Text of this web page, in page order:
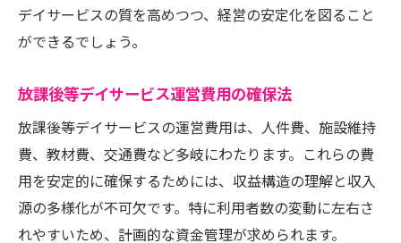
デイサービスの質を高めつつ、経営の安定化を図ること
ができるでしょう。
放課後等デイサービス運営費用の確保法
放課後等デイサービスの運営費用は、人件費、施設維持
費、教材費、交通費など多岐にわたります。これらの費
用を安定的に確保するためには、収益構造の理解と収入
源の多様化が不可欠です。特に利用者数の変動に左右さ
れやすいため、計画的な資金管理が求められます。